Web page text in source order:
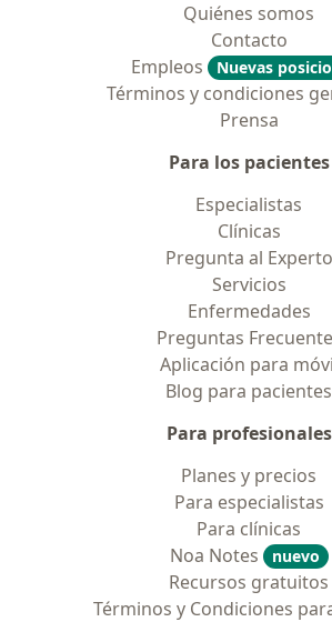
Quiénes somos
Contacto
Empleos
Nuevas
Términos y condiciones
Prensa
Para los pacientes
Especialistas
Clínicas
Pregunta al Experto
Servicios
Enfermedades
Preguntas
Aplicación para
Blog para pacientes
Para profesionales
Planes y precios
Para especialistas
Para clínicas
Noa Notes
nuevo
Recursos gratuitos
Términos y Condiciones